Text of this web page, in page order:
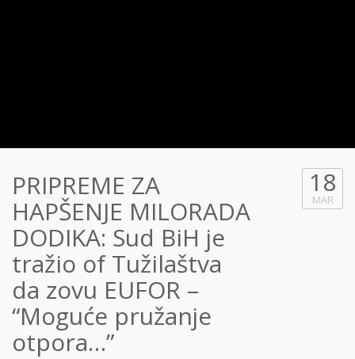
PRIPREME ZA
HAPŠENJE MILORADA
DODIKA: Sud BiH je
tražio of Tužilaštva
da zovu EUFOR –
“Moguće pružanje
otpora…”
18
MAR